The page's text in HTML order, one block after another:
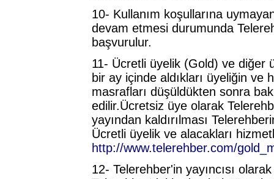
10- Kullanım koşullarına
devam etmesi durumunda
başvurulur.
11- Ücretli üyelik (Gold) ve diğer
bir ay içinde aldıkları üyeliğin
masrafları düşüldükten sonra
edilir.Ücretsiz üye olarak
yayından kaldırılması
Ücretli üyelik ve alacakları
http://www.telerehber.com/
12- Telerehber'in yayıncısı